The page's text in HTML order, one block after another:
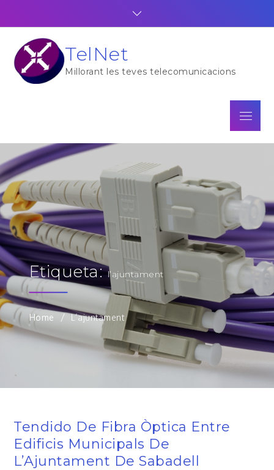
content
TelNet
Millorant les teves telecomunicacions
Menu
Etiqueta:l’ajuntament
Home L’ajuntament
Tendido De Fibra Òptica Entre
Edificis Municipals De
L’Ajuntament De Sabadell